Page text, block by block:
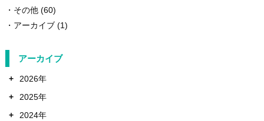
その他(60)
アーカイブ(1)
アーカイブ
+
2026年
+
2025年
+
2024年